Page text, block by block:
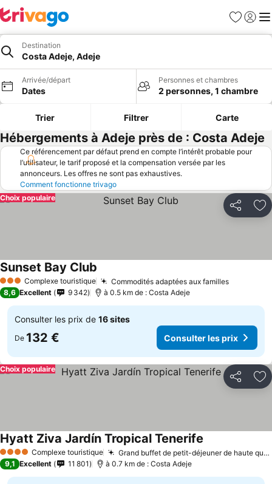
Favoris
Se
Destination
Costa Adeje, Adeje
Arrivée/départ
Dates
Personnes et chambres
2 personnes, 1 chambre
Trier Filtrer Carte
Hébergements à Adeje près de : Costa Adeje
Ce référencement par défaut prend en compte l’intérêt probable pour
l’utilisateur, le tarif proposé et la compensation versée par les
annonceurs. Les offres ne sont pas exhaustives.
Comment fonctionne trivago
Partager
Choix populaire
3 ÉtoilesComplexe touristique Commodités adaptées aux familles
Sunset Bay Club
8,6 Excellent 9 342 à 0.5 km de : Costa Adeje
Consulter les prix de 16 sites
De 132 € Consulter les prix
Partager
Choix populaire
4 Étoiles Complexe touristique Grand buffet de petit-déjeuner de haute qualité
Hyatt Ziva Jardín Tropical Tenerife
9,1 Excellent 11 801 à 0.7 km de : Costa Adeje